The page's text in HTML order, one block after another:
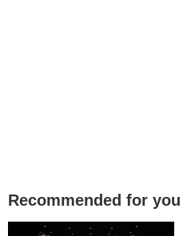
Recommended for you